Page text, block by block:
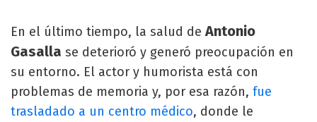
En el último tiempo, la salud deAntonio
Gasalla se deterioró y generó preocupación en
su entorno. El actor y humorista está con
problemas de memoria y, por esa razón, fue
trasladado a un centro médico, donde le